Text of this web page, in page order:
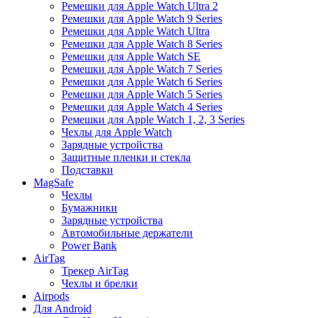
Ремешки для Apple Watch Ultra 2
Ремешки для Apple Watch 9 Series
Ремешки для Apple Watch Ultra
Ремешки для Apple Watch 8 Series
Ремешки для Apple Watch SE
Ремешки для Apple Watch 7 Series
Ремешки для Apple Watch 6 Series
Ремешки для Apple Watch 5 Series
Ремешки для Apple Watch 4 Series
Ремешки для Apple Watch 1, 2, 3 Series
Чехлы для Apple Watch
Зарядные устройства
Защитные пленки и стекла
Подставки
MagSafe
Чехлы
Бумажники
Зарядные устройства
Автомобильные держатели
Power Bank
AirTag
Трекер AirTag
Чехлы и брелки
Airpods
Для Android